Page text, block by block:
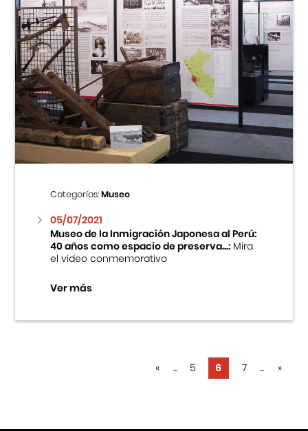
Categorías:Museo
05/07/2021
Museo de la Inmigración Japonesa al Perú:
40 años como espacio de preserva...:Mira
el video conmemorativo
Ver más
« ... 5 6 7 ... »